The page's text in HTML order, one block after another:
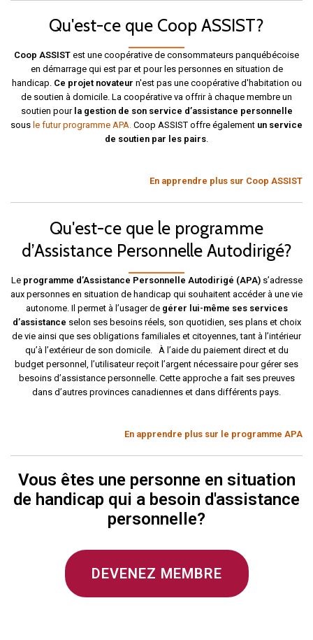
Qu'est-ce que Coop ASSIST?
Coop ASSIST est une coopérative de consommateurs panquébécoise
en démarrage qui est par et pour les personnes en situation de
handicap. Ce projet novateur n'est pas une coopérative d'habitation ou
de soutien à domicile. La coopérative va offrir à chaque membre un
soutien pour la gestion de son service d’assistance personnelle
sous le futur programme APA. Coop ASSIST offre également un service
de soutien par les pairs.
En apprendre plus sur Coop ASSIST
Qu'est-ce que le programme
d’Assistance Personnelle Autodirigé?
Le programme d’Assistance Personnelle Autodirigé (APA)s’adresse
aux personnes en situation de handicap qui souhaitent accéder à une vie
autonome. Il permet à l’usager de gérer lui-même ses services
d’assistance selon ses besoins réels, son quotidien, ses plans et choix
de vie ainsi que ses obligations familiales et citoyennes, tant à l’intérieur
qu’à l’extérieur de son domicile. À l’aide du paiement direct et du
budget personnel, l’utilisateur reçoit l’argent nécessaire pour gérer ses
besoins d’assistance personnelle. Cette approche a fait ses preuves
dans d’autres provinces canadiennes et dans différents pays.
En apprendre plus sur le programme APA
Vous êtes une personne en situation
de handicap qui a besoin d'assistance
personnelle?
DEVENEZ MEMBRE